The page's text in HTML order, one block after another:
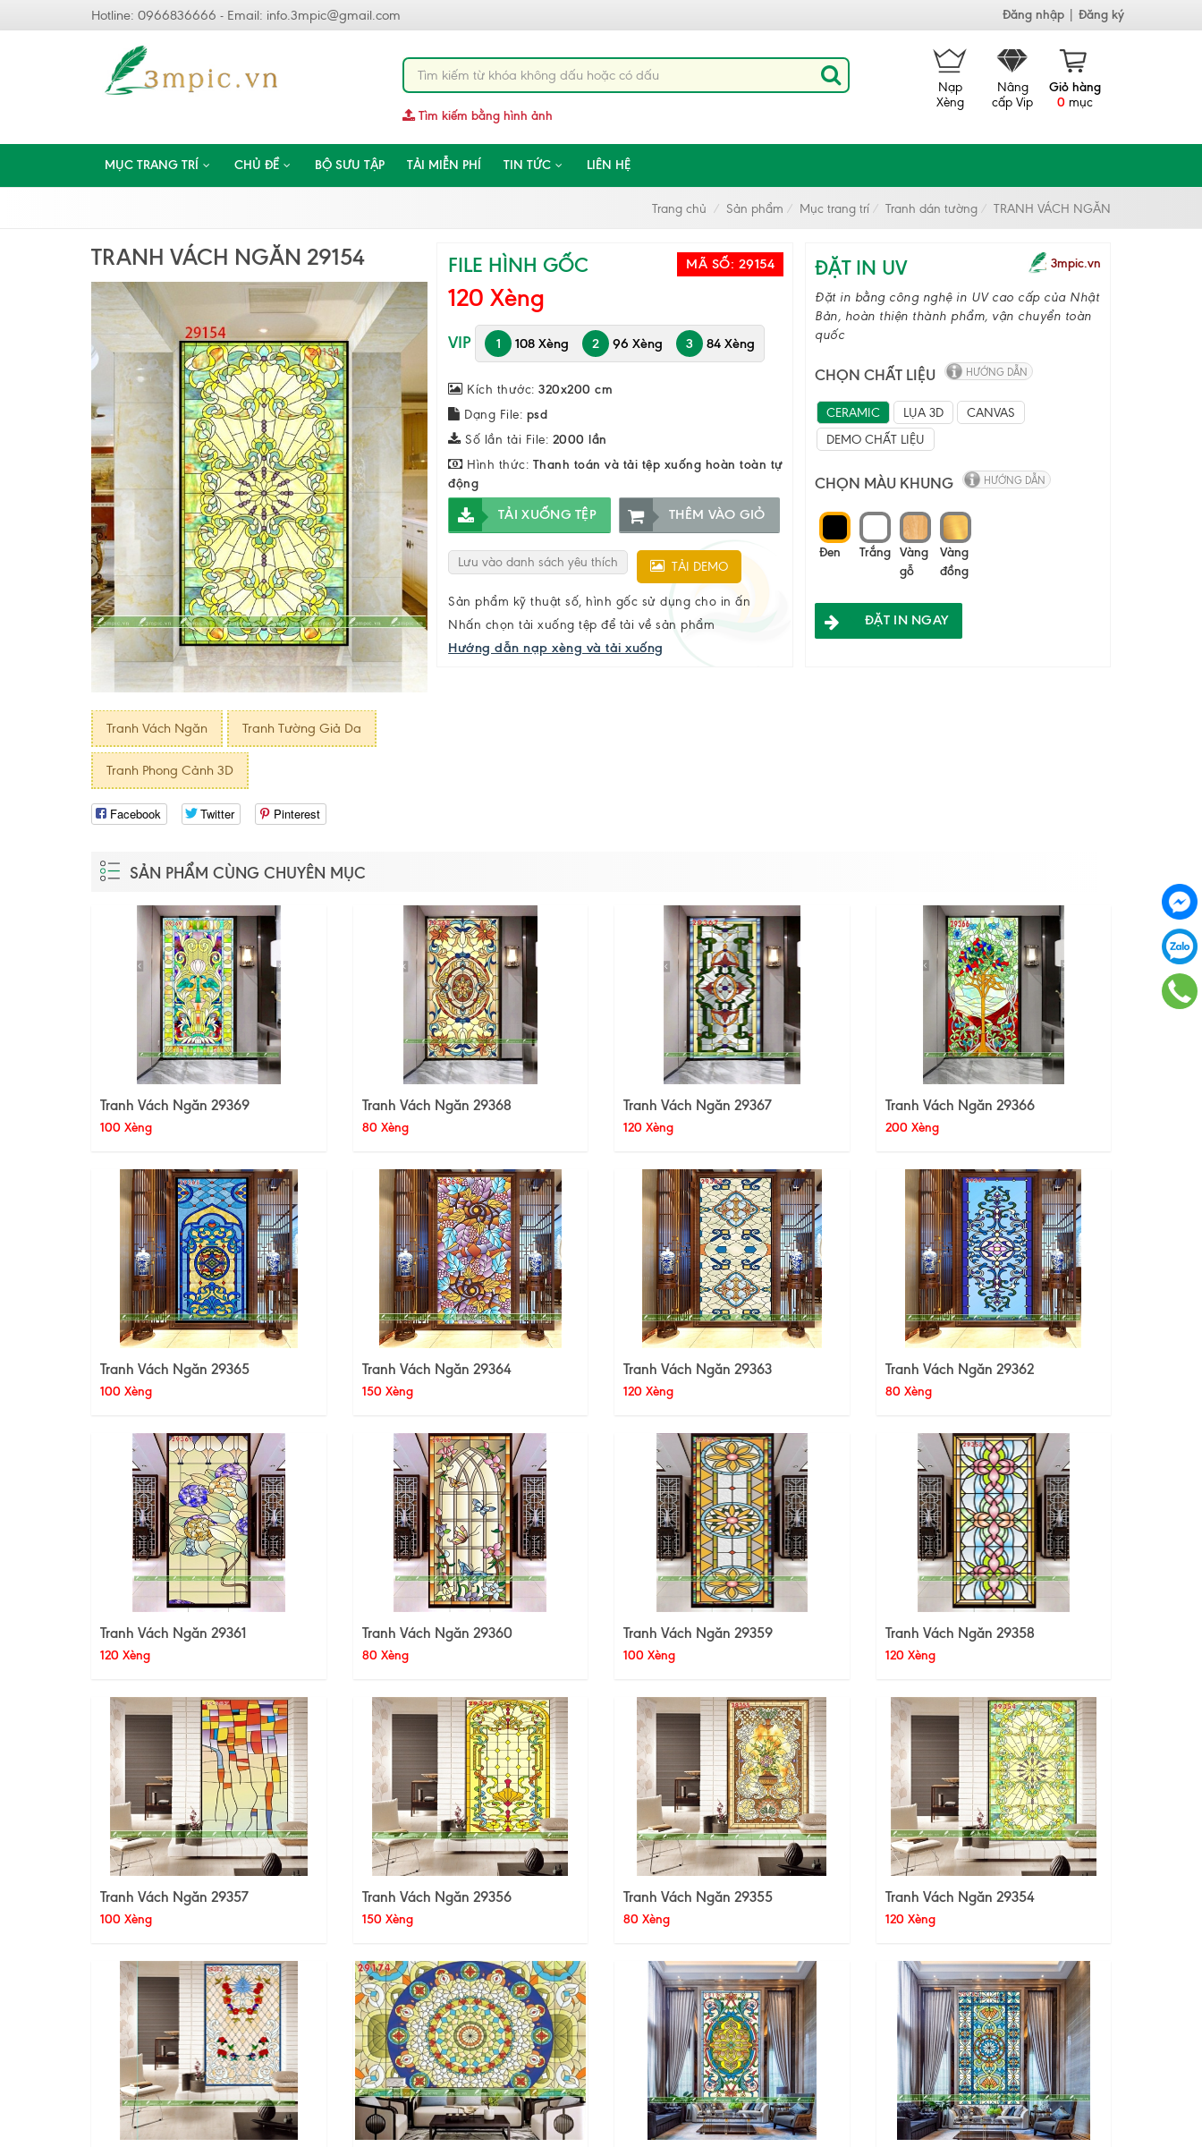
Hotline: 0966836666 - Email: info.3mpic@gmail.com Đăng nhập Đăng ký
Tìm kiếm bằng hình ảnh
Giỏ hàng
0 mục
Nâng
cấp Vip
Nạp
Xèng
MỤC TRANG TRÍ CHỦ ĐỀ BỘ SƯU TẬP TẢI MIỄN PHÍ TIN TỨC LIÊN HỆ
Trang chủ Sản phẩm Mục trang trí Tranh dán tường TRANH VÁCH NGĂN
TRANH VÁCH NGĂN 29154
Tranh Vách Ngăn Tranh Tường Giả Da
Tranh Phong Cảnh 3D
Facebook Twitter Pinterest
FILE HÌNH GỐC MÃ SỐ: 29154
120 Xèng
VIP 1 108 Xèng 2 96 Xèng 3 84 Xèng
Kích thước:320x200 cm
Dạng File: psd
Số lần tải File: 2000 lần
Hình thức: Thanh toán và tải tệp xuống hoàn toàn tự
động
TẢI XUỐNG TỆP THÊM VÀO GIỎ
Lưu vào danh sách yêu thích TẢI DEMO
Sản phẩm kỹ thuật số, hình gốc sử dụng cho in ấn
Nhấn chọn tải xuống tệp để tải về sản phẩm
Hướng dẫn nạp xèng và tải xuống
ĐẶT IN UV 3mpic.vn
Đặt in bằng công nghệ in UV cao cấp của Nhật
Bản, hoàn thiện thành phẩm, vận chuyển toàn
quốc
CHỌN CHẤT LIỆU HƯỚNG DẪN
CERAMIC LỤA 3D
CANVAS
DEMO CHẤT LIỆU
CHỌN MÀU KHUNG HƯỚNG DẪN
Đen Trắng Vàng
gỗ
Vàng
đồng
ĐẶT IN NGAY
SẢN PHẨM CÙNG CHUYÊN MỤC
Tranh Vách Ngăn 29369
100 Xèng
Tranh Vách Ngăn 29368
80 Xèng
Tranh Vách Ngăn 29367
120 Xèng
Tranh Vách Ngăn 29366
200 Xèng
Tranh Vách Ngăn 29365
100 Xèng
Tranh Vách Ngăn 29364
150 Xèng
Tranh Vách Ngăn 29363
120 Xèng
Tranh Vách Ngăn 29362
80 Xèng
Tranh Vách Ngăn 29361
120 Xèng
Tranh Vách Ngăn 29360
80 Xèng
Tranh Vách Ngăn 29359
100 Xèng
Tranh Vách Ngăn 29358
120 Xèng
Tranh Vách Ngăn 29357
100 Xèng
Tranh Vách Ngăn 29356
150 Xèng
Tranh Vách Ngăn 29355
80 Xèng
Tranh Vách Ngăn 29354
120 Xèng